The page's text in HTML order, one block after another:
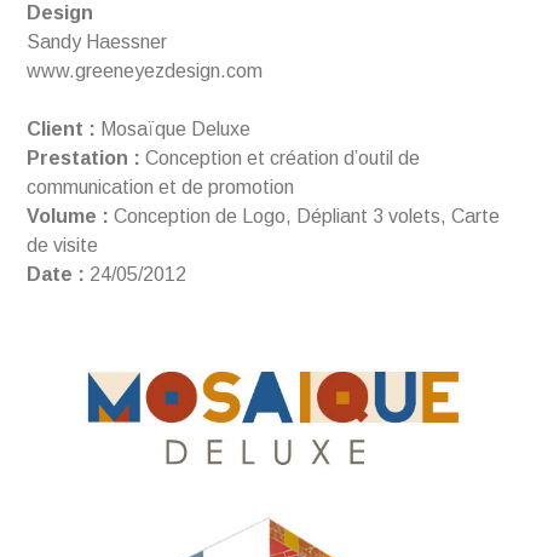
Design
Sandy Haessner
www.greeneyezdesign.com
Client : Mosaïque Deluxe
Prestation : Conception et création d’outil de
communication et de promotion
Volume : Conception de Logo, Dépliant 3 volets, Carte
de visite
Date : 24/05/2012